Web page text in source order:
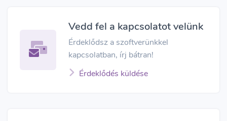
Vedd fel a kapcsolatot velünk
Érdeklődsz a szoftverünkkel
kapcsolatban, írj bátran!
Érdeklődés küldése